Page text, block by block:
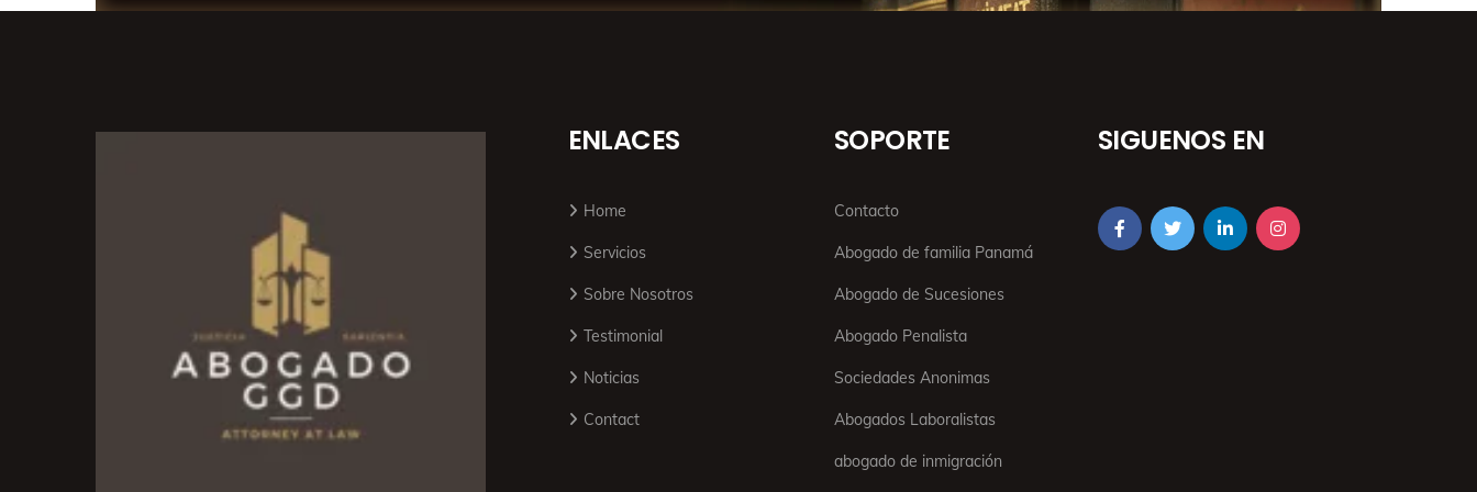
ENLACES
Home
Servicios
Sobre Nosotros
Testimonial
Noticias
Contact
SOPORTE
Contacto
Abogado de familia Panamá
Abogado de Sucesiones
Abogado Penalista
Sociedades Anonimas
Abogados Laboralistas
abogado de inmigración
SIGUENOS EN